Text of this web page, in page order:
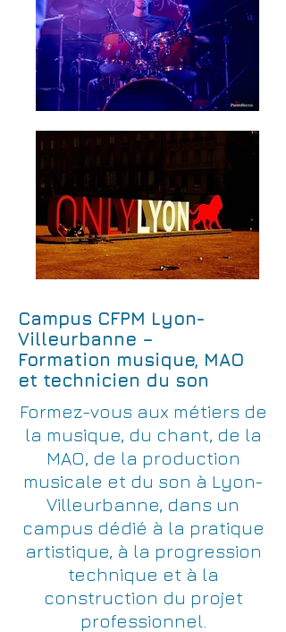
Campus CFPM Lyon-
Villeurbanne –
Formation musique, MAO
et technicien du son
Formez-vous aux métiers de
la musique, du chant, de la
MAO, de la production
musicale et du son à Lyon-
Villeurbanne, dans un
campus dédié à la pratique
artistique, à la progression
technique et à la
construction du projet
professionnel.